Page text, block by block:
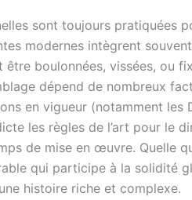
sont toujours pratiquées
modernes intègrent
boulonnées, vissées, ou
dépend de nombreux
en vigueur (notamment les
les règles de l’art pour le
de mise en œuvre. Quelle
qui participe à la solidité
histoire riche et complexe.